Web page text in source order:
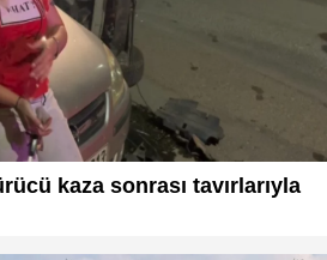
kaza sonrası tavırlarıyla